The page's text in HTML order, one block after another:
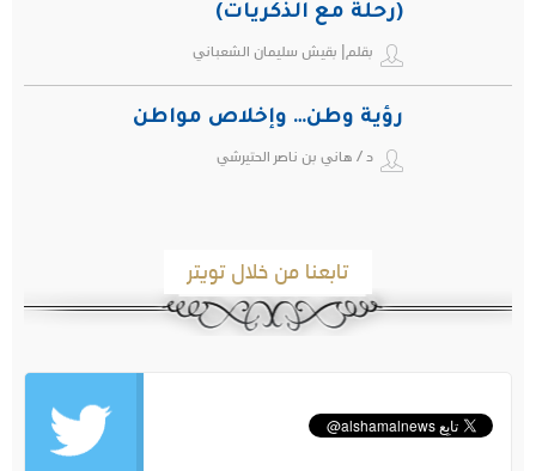
(رحلة مع الذكريات)
بقلم| بقيش سليمان الشعباني
رؤية وطن… وإخلاص مواطن
د / هاني بن ناصر الحتيرشي
تابعنا من خلال تويتر